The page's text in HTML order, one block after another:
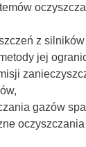
z
jej
gazów